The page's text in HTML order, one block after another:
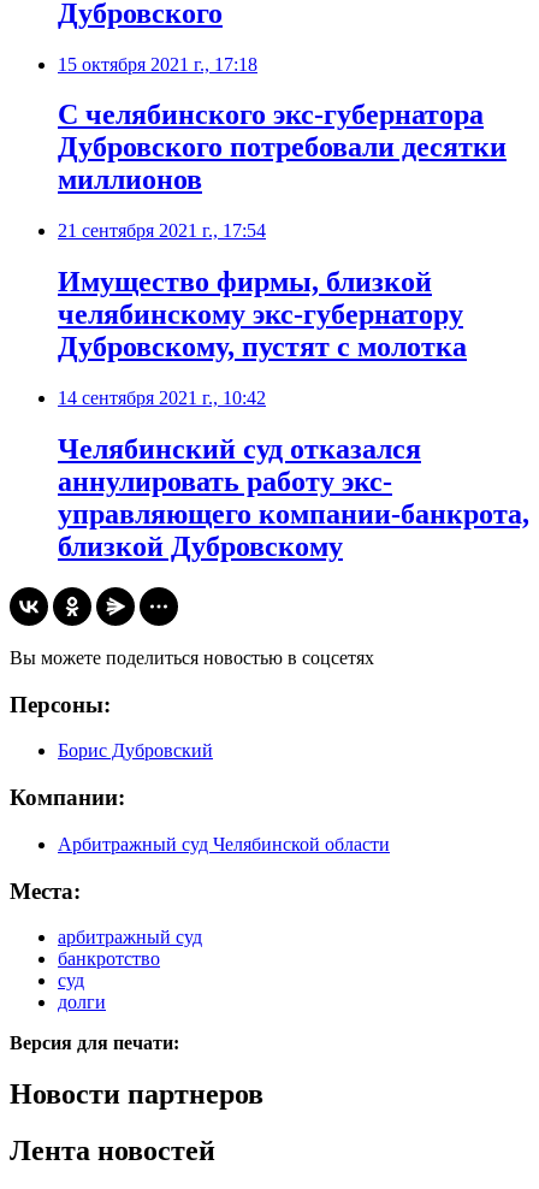
Дубровского
15 октября 2021 г., 17:18
​С челябинского экс-губернатора
Дубровского потребовали десятки
миллионов
21 сентября 2021 г., 17:54
​Имущество фирмы, близкой
челябинскому экс-губернатору
Дубровскому, пустят с молотка
14 сентября 2021 г., 10:42
​Челябинский суд отказался
аннулировать работу экс-
управляющего компании-банкрота,
близкой Дубровскому
Вы можете поделиться новостью в соцсетях
Персоны:
Борис Дубровский
Компании:
Арбитражный суд Челябинской области
Места:
арбитражный суд
банкротство
суд
долги
Версия для печати:
Новости партнеров
Лента новостей